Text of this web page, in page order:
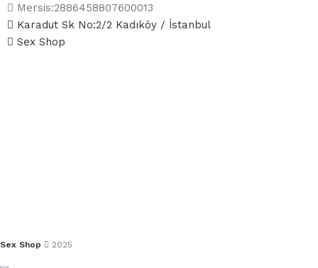
Mersis:2886458807600013
Karadut Sk No:2/2 Kadıköy / İstanbul
Sex Shop
Sex Shop 2025